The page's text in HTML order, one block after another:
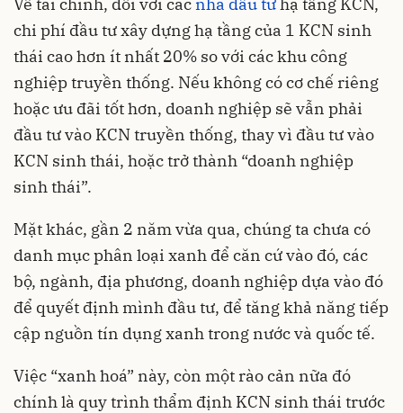
chi phí đầu tư xây dựng hạ tầng của 1 KCN sinh
thái cao hơn ít nhất 20% so với các khu công
nghiệp truyền thống. Nếu không có cơ chế riêng
hoặc ưu đãi tốt hơn, doanh nghiệp sẽ vẫn phải
đầu tư vào KCN truyền thống, thay vì đầu tư vào
KCN sinh thái, hoặc trở thành “doanh nghiệp
sinh thái”.
Mặt khác, gần 2 năm vừa qua, chúng ta chưa có
danh mục phân loại xanh để căn cứ vào đó, các
bộ, ngành, địa phương, doanh nghiệp dựa vào đó
để quyết định mình đầu tư, để tăng khả năng tiếp
cập nguồn tín dụng xanh trong nước và quốc tế.
Việc “xanh hoá” này, còn một rào cản nữa đó
chính là quy trình thẩm định KCN sinh thái trước